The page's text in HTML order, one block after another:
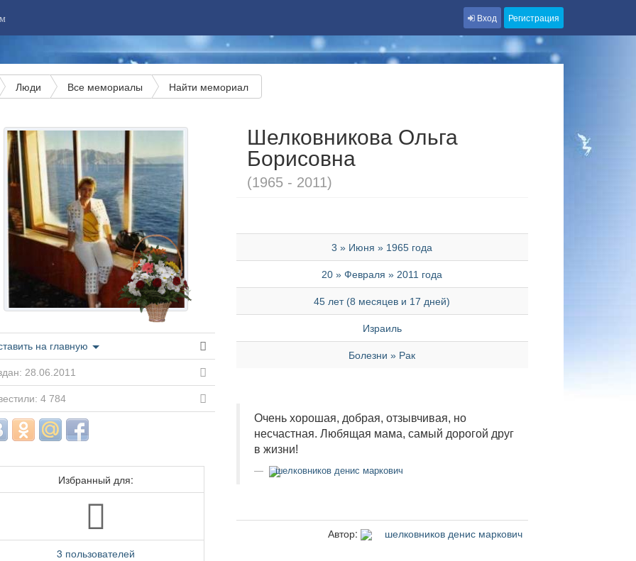
Вход Регистрация
Люди Все мемориалы Найти мемориал
на главную
28.06.2011
4 784
Избранный для:
3 пользователей
Шелковникова Ольга
Борисовна
(1965 - 2011)
3 » Июня » 1965 года
20 » Февраля » 2011 года
45 лет (8 месяцев и 17 дней)
Израиль
Болезни » Рак
Очень хорошая, добрая, отзывчивая, но
несчастная. Любящая мама, самый дорогой друг
в жизни!
шелковников денис маркович
Автор: шелковников денис маркович